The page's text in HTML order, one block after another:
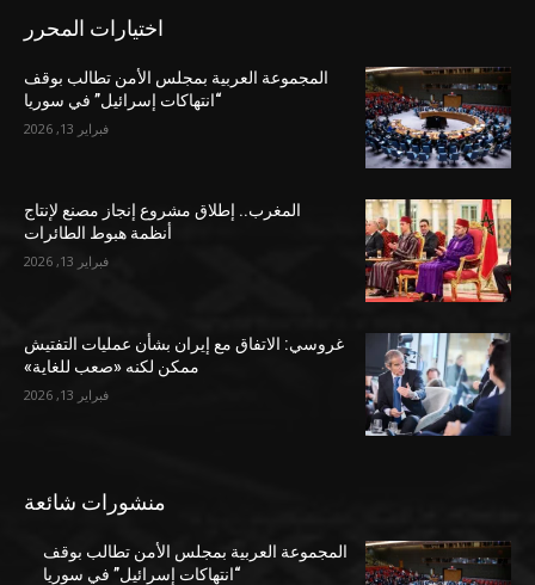
اختيارات المحرر
المجموعة العربية بمجلس الأمن تطالب بوقف
“انتهاكات إسرائيل” في سوريا
فبراير 13, 2026
المغرب.. إطلاق مشروع إنجاز مصنع لإنتاج
أنظمة هبوط الطائرات
فبراير 13, 2026
غروسي: الاتفاق مع إيران بشأن عمليات التفتيش
ممكن لكنه «صعب للغاية»
فبراير 13, 2026
منشورات شائعة
المجموعة العربية بمجلس الأمن تطالب بوقف
“انتهاكات إسرائيل” في سوريا